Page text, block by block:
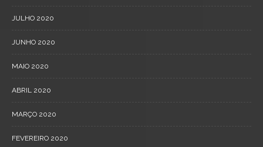
JULHO 2020
JUNHO 2020
MAIO 2020
ABRIL 2020
MARÇO 2020
FEVEREIRO 2020